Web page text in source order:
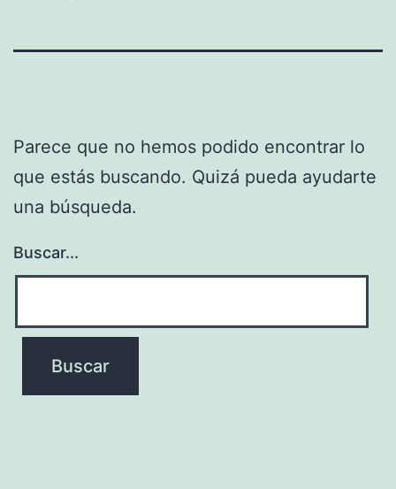
Parece que no hemos podido encontrar lo
que estás buscando. Quizá pueda ayudarte
una búsqueda.
Buscar...